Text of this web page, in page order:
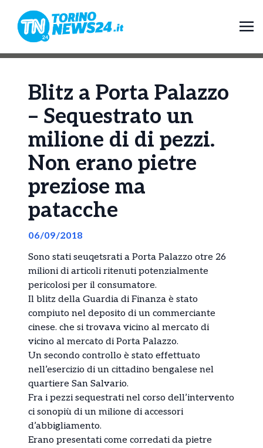
Blitz a Porta Palazzo
– Sequestrato un
milione di di pezzi.
Non erano pietre
preziose ma
patacche
06/09/2018
Sono stati seuqetsrati a Porta Palazzo otre 26
milioni di articoli ritenuti potenzialmente
pericolosi per il consumatore.
Il blitz della Guardia di Finanza è stato
compiuto nel deposito di un commerciante
cinese. che si trovava vicino al mercato di
vicino al mercato di Porta Palazzo.
Un secondo controllo è stato effettuato
nell’esercizio di un cittadino bengalese nel
quartiere San Salvario.
Fra i pezzi sequestrati nel corso dell’intervento
ci sonopiù di un milione di accessori
d’abbigliamento.
Erano presentati come corredati da pietre